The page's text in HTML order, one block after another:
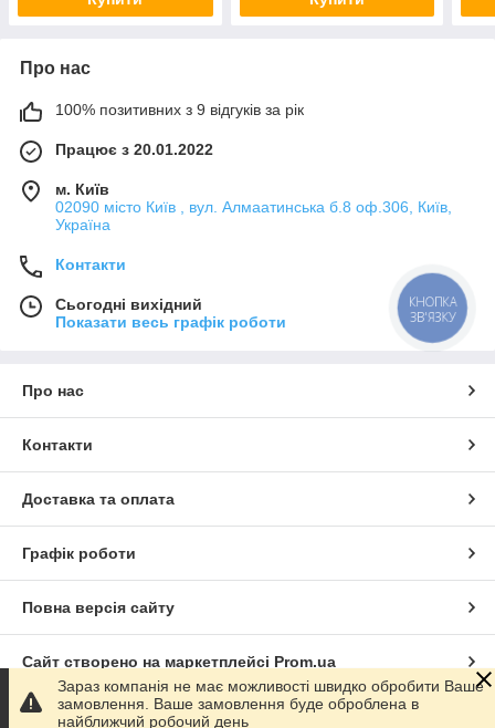
Про нас
100% позитивних з 9 відгуків за рік
Працює з 20.01.2022
м. Київ
02090 місто Київ , вул. Алмаатинська б.8 оф.306, Київ,
Україна
Контакти
Сьогодні вихідний
Показати весь графік роботи
Про нас
Контакти
Доставка та оплата
Графік роботи
Повна версія сайту
Сайт створено на маркетплейсі Prom.ua
Політика конфіденційності
Зараз компанія не має можливості швидко обробити Ваше
замовлення. Ваше замовлення буде оброблена в
найближчий робочий день
КНОПКА
ЗВ'ЯЗКУ